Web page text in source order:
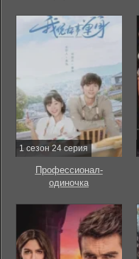
1 сезон 24 серия
Профессионал-
одиночка